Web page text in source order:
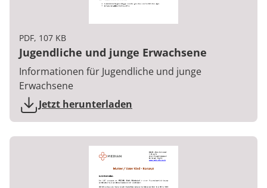
PDF, 107 KB
Jugendliche und junge Erwachsene
Informationen für Jugendliche und junge
Erwachsene
Jetzt herunterladen